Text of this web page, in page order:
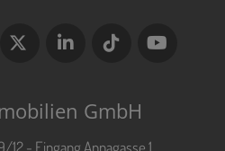
GmbH
- Eingang Annagasse 1